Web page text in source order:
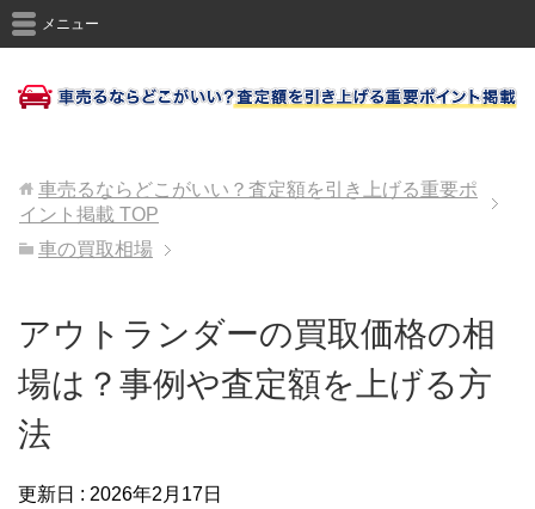
メニュー
車売るならどこがいい？査定額を引き上げる重要ポ
イント掲載 TOP
車の買取相場
アウトランダーの買取価格の相
場は？事例や査定額を上げる方
法
更新日 : 2026年2月17日